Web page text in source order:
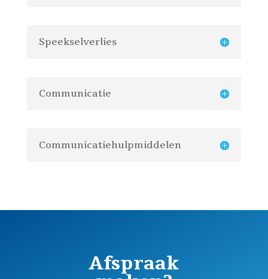
Speekselverlies
Communicatie
Communicatiehulpmiddelen
Afspraak